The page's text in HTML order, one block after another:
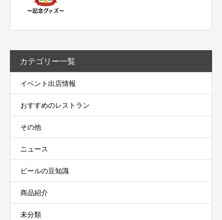
カテゴリー一覧
イベント出店情報
おすすめのレストラン
その他
ニュース
ビールの豆知識
商品紹介
未分類